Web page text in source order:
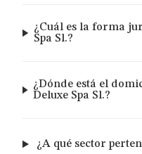
¿Cuál es la forma
Spa Sl.?
¿Dónde está el
Deluxe Spa Sl.?
¿A qué sector